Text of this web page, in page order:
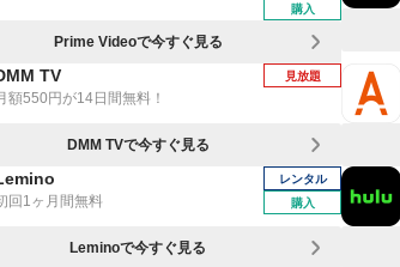
購入
Prime Videoで今すぐ見る
TV
額550円が14日間無料！
見放題
DMM TVで今すぐ見る
回1ヶ月間無料
レンタル
購入
Leminoで今すぐ見る